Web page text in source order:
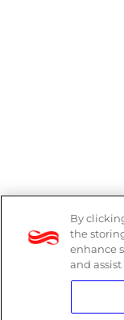
By
the
enhance
and